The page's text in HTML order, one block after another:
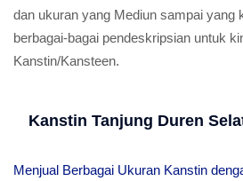
dan ukuran yang Mediun sampai yang
berbagai-bagai pendeskripsian untuk
Kanstin/Kansteen.
Kanstin Tanjung Duren
Menjual Berbagai Ukuran Kanstin